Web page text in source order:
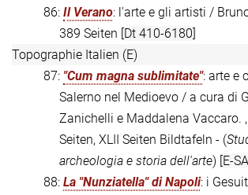
86: Il Verano: l'arte e gli artisti /
389 Seiten [Dt 410-6180]
Topographie Italien (E)
87: "Cum magna sublimitate": arte e
Salerno nel Medioevo / a cura di
Zanichelli e Maddalena Vaccaro.
Seiten, XLII Seiten Bildtafeln - (
archeologia e storia dell'arte) [E-
88: La "Nunziatella" di Napoli: i